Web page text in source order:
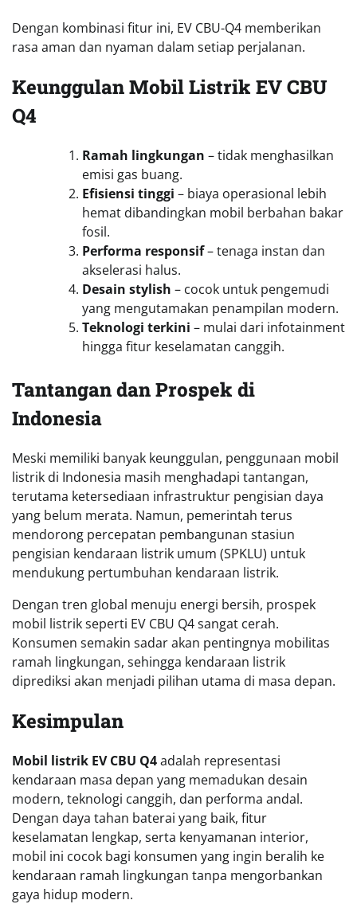
Dengan kombinasi fitur ini, EV CBU-Q4 memberikan
rasa aman dan nyaman dalam setiap perjalanan.
Keunggulan Mobil Listrik EV CBU
Q4
Ramah lingkungan – tidak menghasilkan
emisi gas buang.
Efisiensi tinggi – biaya operasional lebih
hemat dibandingkan mobil berbahan bakar
fosil.
Performa responsif– tenaga instan dan
akselerasi halus.
Desain stylish – cocok untuk pengemudi
yang mengutamakan penampilan modern.
Teknologi terkini – mulai dari infotainment
hingga fitur keselamatan canggih.
Tantangan dan Prospek di
Indonesia
Meski memiliki banyak keunggulan, penggunaan mobil
listrik di Indonesia masih menghadapi tantangan,
terutama ketersediaan infrastruktur pengisian daya
yang belum merata. Namun, pemerintah terus
mendorong percepatan pembangunan stasiun
pengisian kendaraan listrik umum (SPKLU) untuk
mendukung pertumbuhan kendaraan listrik.
Dengan tren global menuju energi bersih, prospek
mobil listrik seperti EV CBU Q4 sangat cerah.
Konsumen semakin sadar akan pentingnya mobilitas
ramah lingkungan, sehingga kendaraan listrik
diprediksi akan menjadi pilihan utama di masa depan.
Kesimpulan
Mobil listrik EV CBU Q4adalah representasi
kendaraan masa depan yang memadukan desain
modern, teknologi canggih, dan performa andal.
Dengan daya tahan baterai yang baik, fitur
keselamatan lengkap, serta kenyamanan interior,
mobil ini cocok bagi konsumen yang ingin beralih ke
kendaraan ramah lingkungan tanpa mengorbankan
gaya hidup modern.